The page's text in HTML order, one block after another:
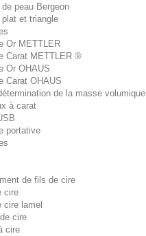
de peau Bergeon
plat et triangle
Or METTLER
Carat METTLER ®
Or OHAUS
Carat OHAUS
de la masse volumique
à carat
portative
de fils de cire
cire
cire lamel
cire
cire